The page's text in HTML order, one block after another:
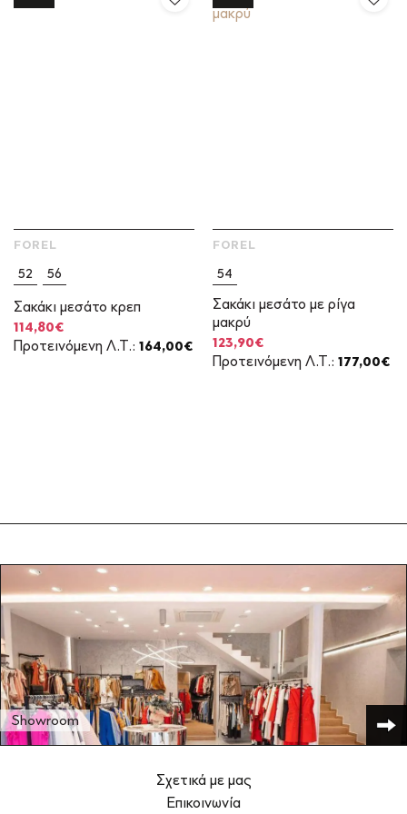
52
56
Σακάκι μεσάτο κρεπ
FOREL
Original
price
was:
114,80€Η
τρέχουσα
τιμή
Προτεινόμενη Λ.Τ.: 164,00€
54
Σακάκι μεσάτο με ρίγα
μακρύ
FOREL
Original
price
was:
123,90€Η
τρέχουσα
τιμή
Προτεινόμενη Λ.Τ.: 177,00€
Showroom
Σχετικά με μας
Επικοινωνία